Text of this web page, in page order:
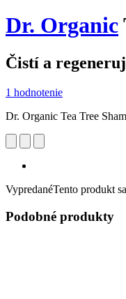
Dr. Organic
Čistí a
1 hodnotenie
Dr. Organic Tea Tree
VypredanéTento produkt
Podobné produkty